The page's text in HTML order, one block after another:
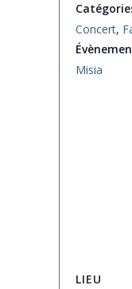
Concert,
Misia
LIEU